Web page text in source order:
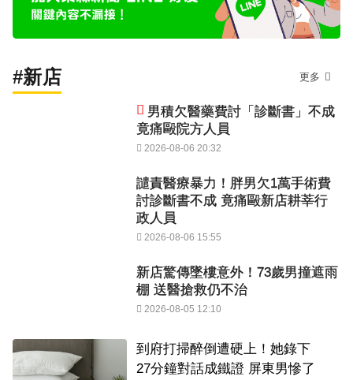
#新店 更多
男積欠醫藥費討「診斷書」不成
竟痛毆院方人員
2026-08-06 20:32
譴責醫療暴力！胖男欠1萬手術費
討診斷書不成 竟痛毆新店耕莘行
政人員
2026-08-06 15:55
新店驚傳墜樓意外！73歲男撞遮雨
棚 送醫搶救仍不治
2026-08-05 12:10
到府打掃醉倒遭硬上！她錄下
27分鐘對話成鐵證 屏東男慘了